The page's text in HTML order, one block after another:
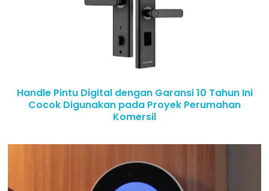
Handle Pintu Digital dengan Garansi 10 Tahun Ini
Cocok Digunakan pada Proyek Perumahan
Komersil